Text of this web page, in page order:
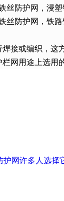
丝防护网，浸
丝防护网，铁
接或编织，
网用途上选用
护网许多人选择